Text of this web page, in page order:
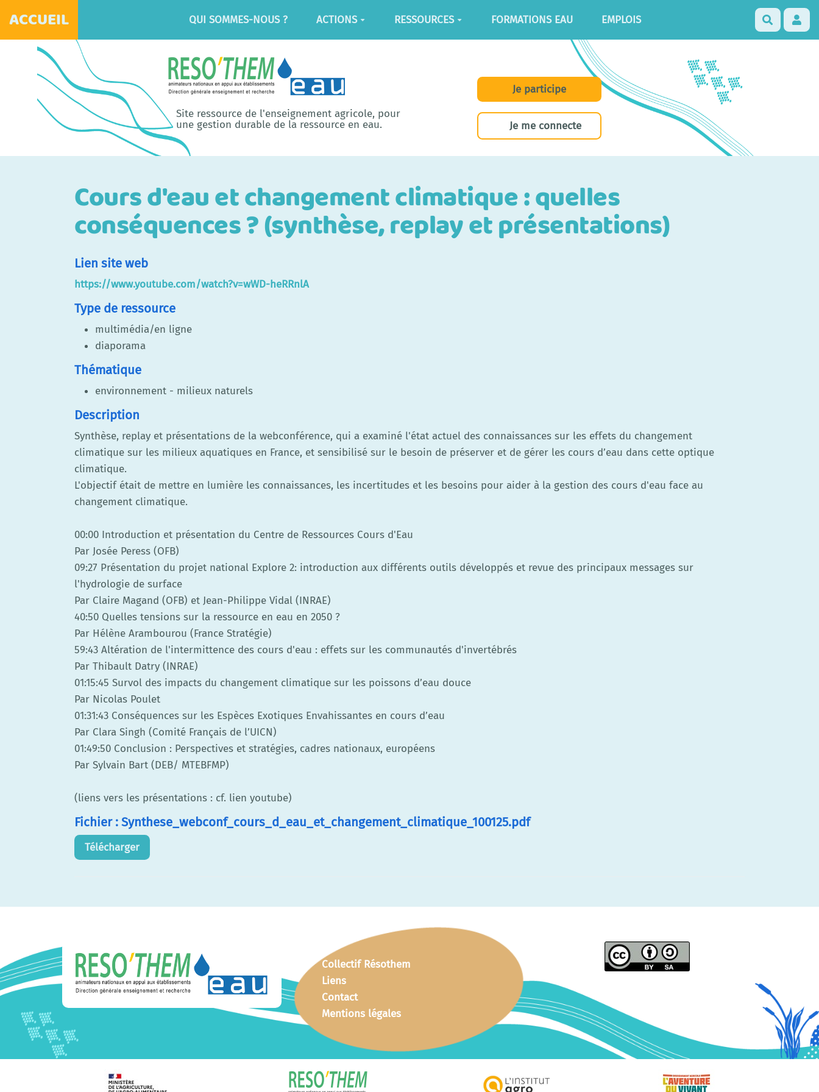
ACCUEIL QUI SOMMES-NOUS ? ACTIONS RESSOURCES FORMATIONS EAU EMPLOIS
Site ressource de l'enseignement agricole, pour
une gestion durable de la ressource en eau.
Je participe
Je me connecte
Cours d'eau et changement climatique : quelles
conséquences ? (synthèse, replay et présentations)
Lien site web
https://www.youtube.com/watch?v=wWD-heRRnlA
Type de ressource
multimédia/en ligne
diaporama
Thématique
environnement - milieux naturels
Description
Synthèse, replay et présentations de la webconférence, qui a examiné l'état actuel des connaissances sur les effets du changement
climatique sur les milieux aquatiques en France, et sensibilisé sur le besoin de préserver et de gérer les cours d’eau dans cette optique
climatique.
L'objectif était de mettre en lumière les connaissances, les incertitudes et les besoins pour aider à la gestion des cours d'eau face au
changement climatique.
00:00 Introduction et présentation du Centre de Ressources Cours d'Eau
Par Josée Peress (OFB)
09:27 Présentation du projet national Explore 2: introduction aux différents outils développés et revue des principaux messages sur
l'hydrologie de surface
Par Claire Magand (OFB) et Jean-Philippe Vidal (INRAE)
40:50 Quelles tensions sur la ressource en eau en 2050 ?
Par Hélène Arambourou (France Stratégie)
59:43 Altération de l'intermittence des cours d'eau : effets sur les communautés d'invertébrés
Par Thibault Datry (INRAE)
01:15:45 Survol des impacts du changement climatique sur les poissons d’eau douce
Par Nicolas Poulet
01:31:43 Conséquences sur les Espèces Exotiques Envahissantes en cours d’eau
Par Clara Singh (Comité Français de l’UICN)
01:49:50 Conclusion : Perspectives et stratégies, cadres nationaux, européens
Par Sylvain Bart (DEB/ MTEBFMP)
(liens vers les présentations : cf. lien youtube)
Fichier : Synthese_webconf_cours_d_eau_et_changement_climatique_100125.pdf
Télécharger
Collectif Résothem
Liens
Contact
Mentions légales